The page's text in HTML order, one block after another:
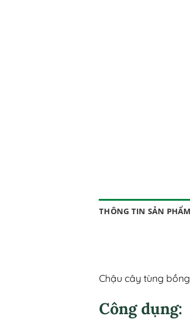
THÔNG TIN SẢN PHẨM
Chậu cây tùng
Công dụng: